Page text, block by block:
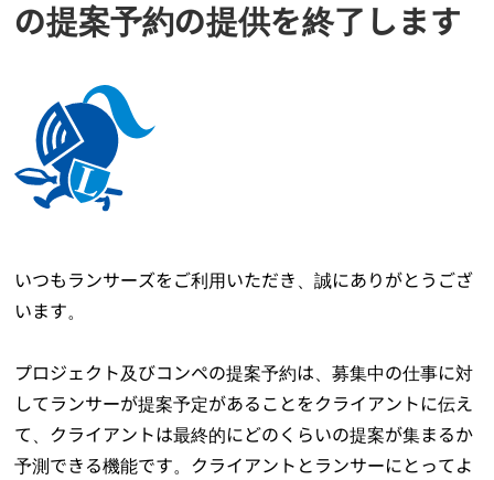
の提案予約の提供を終了します
いつもランサーズをご利用いただき、誠にありがとうござ
います。
プロジェクト及びコンペの提案予約は、募集中の仕事に対
してランサーが提案予定があることをクライアントに伝え
て、クライアントは最終的にどのくらいの提案が集まるか
予測できる機能です。クライアントとランサーにとってよ